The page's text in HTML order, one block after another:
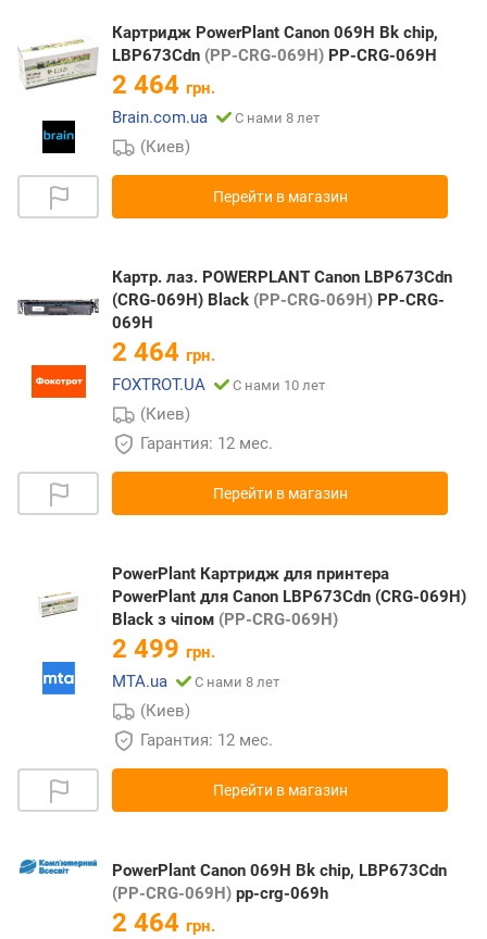
Картридж PowerPlant Canon 069H Bk chip,
LBP673Cdn (PP-CRG-069H) PP-CRG-069H
2 464 грн.
Brain.com.ua
С нами 8 лет
(Киев)
Перейти в магазин
Картр. лаз. POWERPLANT Canon LBP673Cdn
(CRG-069H) Black (PP-CRG-069H) PP-CRG-
069H
2 464 грн.
FOXTROT.UA
С нами 10 лет
(Киев)
Гарантия: 12 мес.
Перейти в магазин
PowerPlant Картридж для принтера
PowerPlant для Canon LBP673Cdn (CRG-069H)
Black з чіпом (PP-CRG-069H)
2 499 грн.
MTA.ua
С нами 8 лет
(Киев)
Гарантия: 12 мес.
Перейти в магазин
PowerPlant Canon 069H Bk chip, LBP673Cdn
(PP-CRG-069H) pp-crg-069h
2 464 грн.